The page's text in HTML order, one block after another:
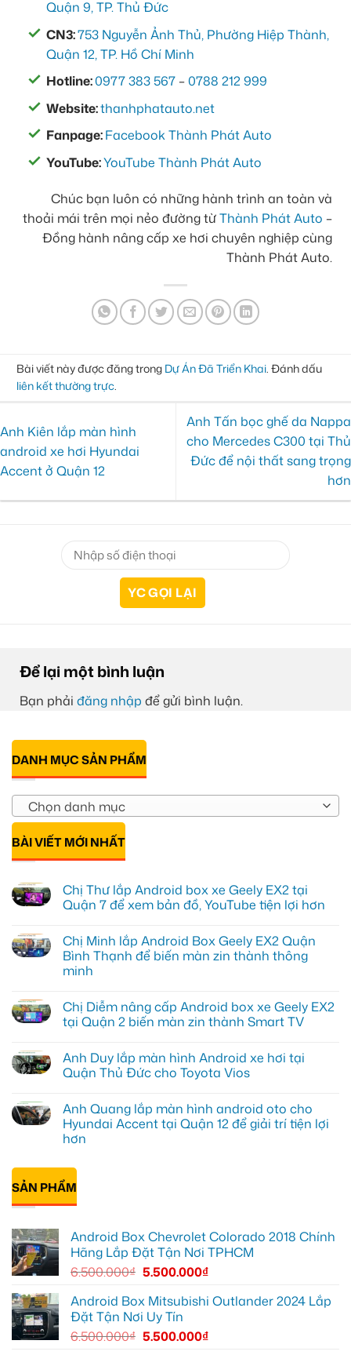
Quận 9, TP. Thủ Đức
CN3:753 Nguyễn Ảnh Thủ, Phường Hiệp Thành,
Quận 12, TP. Hồ Chí Minh
Hotline:0977 383 567 –0788 212 999
Website:thanhphatauto.net
Fanpage:Facebook Thành Phát Auto
YouTube:YouTube Thành Phát Auto
Chúc bạn luôn có những hành trình an toàn và
thoải mái trên mọi nẻo đường từThành Phát Auto –
Đồng hành nâng cấp xe hơi chuyên nghiệp cùng
Thành Phát Auto.
Bài viết này được đăng trong Dự Án Đã Triển Khai. Đánh dấu
liên kết thường trực.
Anh Kiên lắp màn hình
android xe hơi Hyundai
Accent ở Quận 12
Anh Tấn bọc ghế da Nappa
cho Mercedes C300 tại Thủ
Đức để nội thất sang trọng
hơn
Để lại một bình luận
Bạn phải đăng nhập để gửi bình luận.
DANH MỤC SẢN PHẨM
Chọn danh mục
BÀI VIẾT MỚI NHẤT
Chị Thư lắp Android box xe Geely EX2 tại
Quận 7 để xem bản đồ, YouTube tiện lợi hơn
bình
luận
ở
Chị
Android
box
xe
Geely
tại
Quận
7
bản
đồ,
YouTube
tiện
lợi
Chị Minh lắp Android Box Geely EX2 Quận
Bình Thạnh để biến màn zin thành thông
minh
bình
luận
ở
lắp
Android
Box
Quận
Bình
Thạnh
để
zin
thành
thông
minh
Chị Diễm nâng cấp Android box xe Geely EX2
tại Quận 2 biến màn zin thành Smart TV
bình
luận
ở
nâng
cấp
Android
box
EX2
tại
Quận
2
zin
thành
Smart
Anh Duy lắp màn hình Android xe hơi tại
Quận Thủ Đức cho Toyota Vios
bình
luận
ở
Anh
màn
hình
Android
xe
Quận
Thủ
Đức
Toyota
Anh Quang lắp màn hình android oto cho
Hyundai Accent tại Quận 12 để giải trí tiện lợi
hơn
có
luận
ở
Anh
màn
hình
android
oto
cho
Accent
tại
Quận
để
SẢN PHẨM
Android Box Chevrolet Colorado 2018 Chính
Hãng Lắp Đặt Tận Nơi TPHCM
6.500.000₫ 5.500.000₫
Android Box Mitsubishi Outlander 2024 Lắp
Đặt Tận Nơi Uy Tín
6.500.000₫ 5.500.000₫